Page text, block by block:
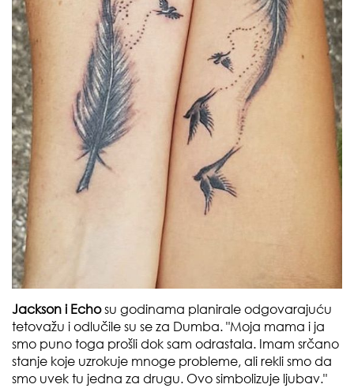
Jackson i Echosu godinama planirale odgovarajuću
tetovažu i odlučile su se za Dumba. "Moja mama i ja
smo puno toga prošli dok sam odrastala. Imam srčano
stanje koje uzrokuje mnoge probleme, ali rekli smo da
smo uvek tu jedna za drugu. Ovo simbolizuje ljubav."